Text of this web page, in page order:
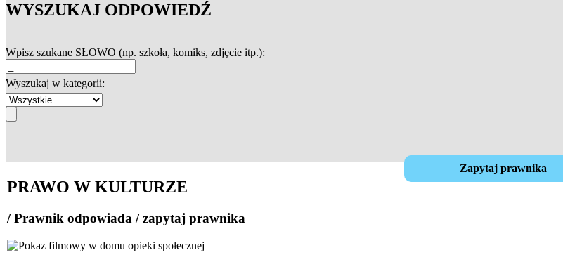
WYSZUKAJ ODPOWIEDŹ
Wpisz szukane SŁOWO (np. szkoła, komiks, zdjęcie itp.):
Wyszukaj w kategorii:
Zapytaj prawnika
PRAWO W KULTURZE
/ Prawnik odpowiada / zapytaj prawnika